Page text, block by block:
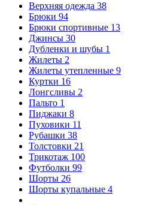
Верхняя одежда 38
Брюки 94
Брюки спортивные 13
Джинсы 30
Дубленки и шубы 1
Жилеты 2
Жилеты утепленные 9
Куртки 16
Лонгсливы 2
Пальто 1
Пиджаки 8
Пуховики 11
Рубашки 38
Толстовки 21
Трикотаж 100
Футболки 99
Шорты 26
Шорты купальные 4